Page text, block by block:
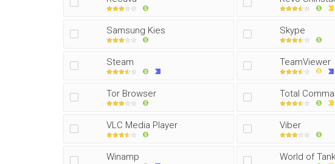
Samsung Kies Skype
Steam TeamViewer
Tor Browser Total
VLC Media Player Viber
Winamp World of